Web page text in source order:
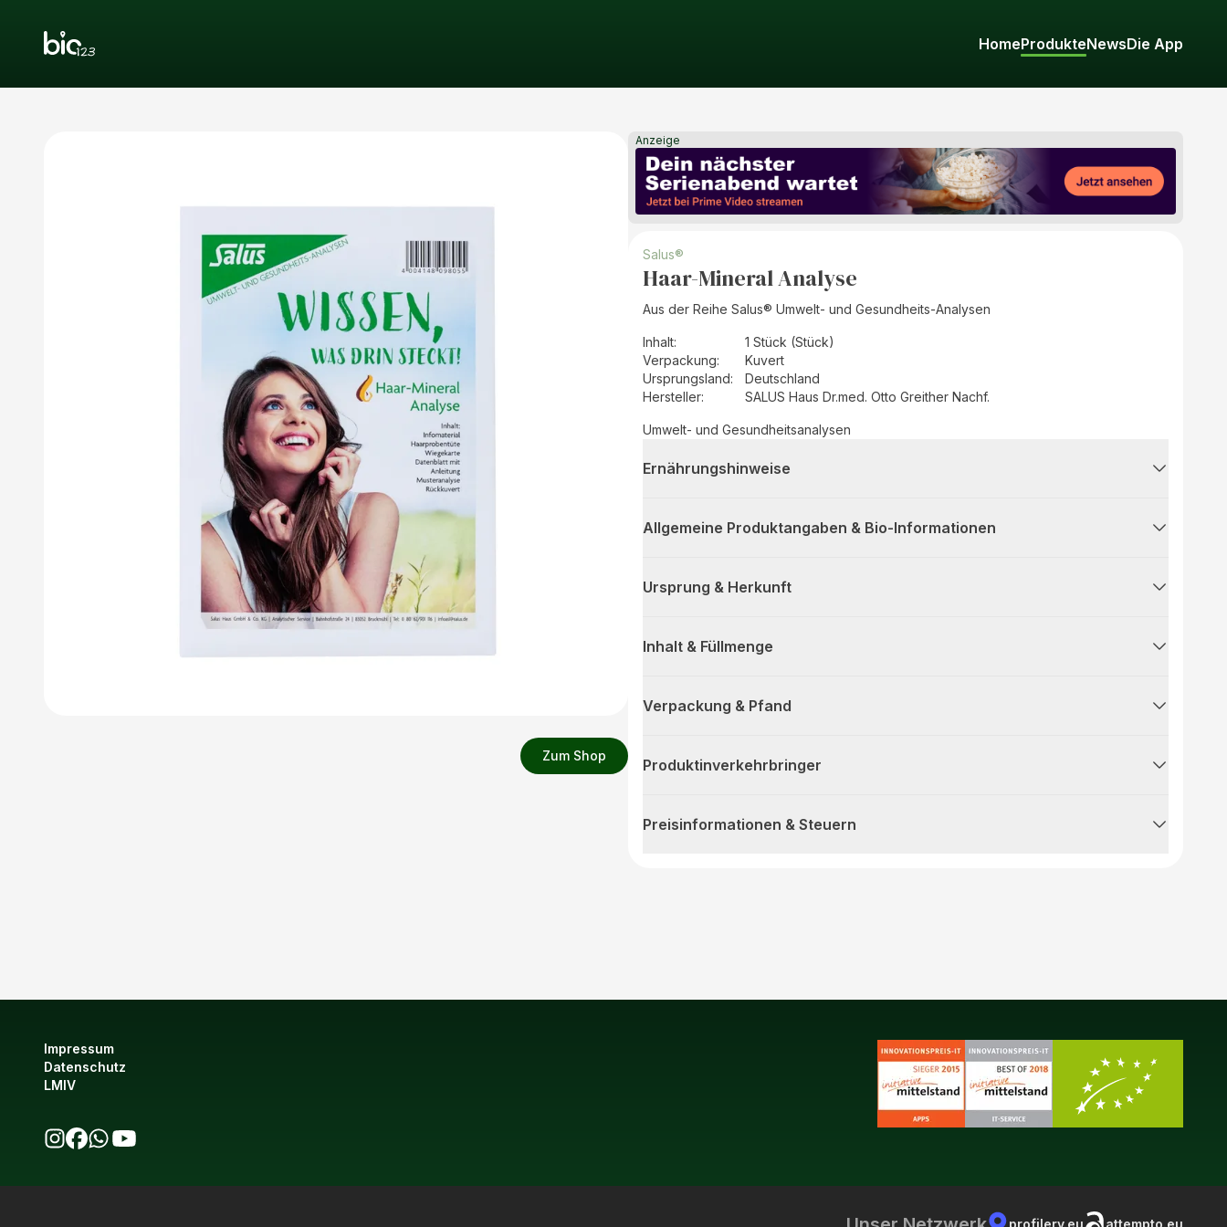
HomeProdukteNewsDie App
Zum Shop
Anzeige
Salus®
Haar-Mineral Analyse
Aus der Reihe Salus® Umwelt- und Gesundheits-Analysen
Inhalt:
1 Stück (Stück)
Verpackung:
Kuvert
Ursprungsland:
Deutschland
Hersteller: SALUS Haus Dr.med. Otto Greither Nachf.
Umwelt- und Gesundheitsanalysen
Ernährungshinweise
Allgemeine Produktangaben & Bio-Informationen
Ursprung & Herkunft
Inhalt & Füllmenge
Verpackung & Pfand
Produktinverkehrbringer
Preisinformationen & Steuern
Impressum
Datenschutz
LMIV